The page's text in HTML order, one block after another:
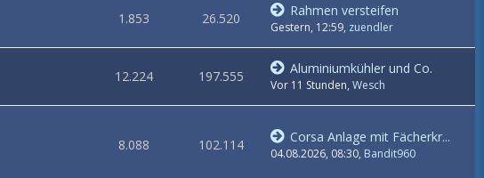
1.853 26.520 Rahmen versteifen
Gestern, 12:59, zuendler
12.224 197.555 Aluminiumkühler und Co.
Vor 11 Stunden, Wesch
8.088 102.114 Corsa Anlage mit Fächerkr...
04.08.2026, 08:30, Bandit960